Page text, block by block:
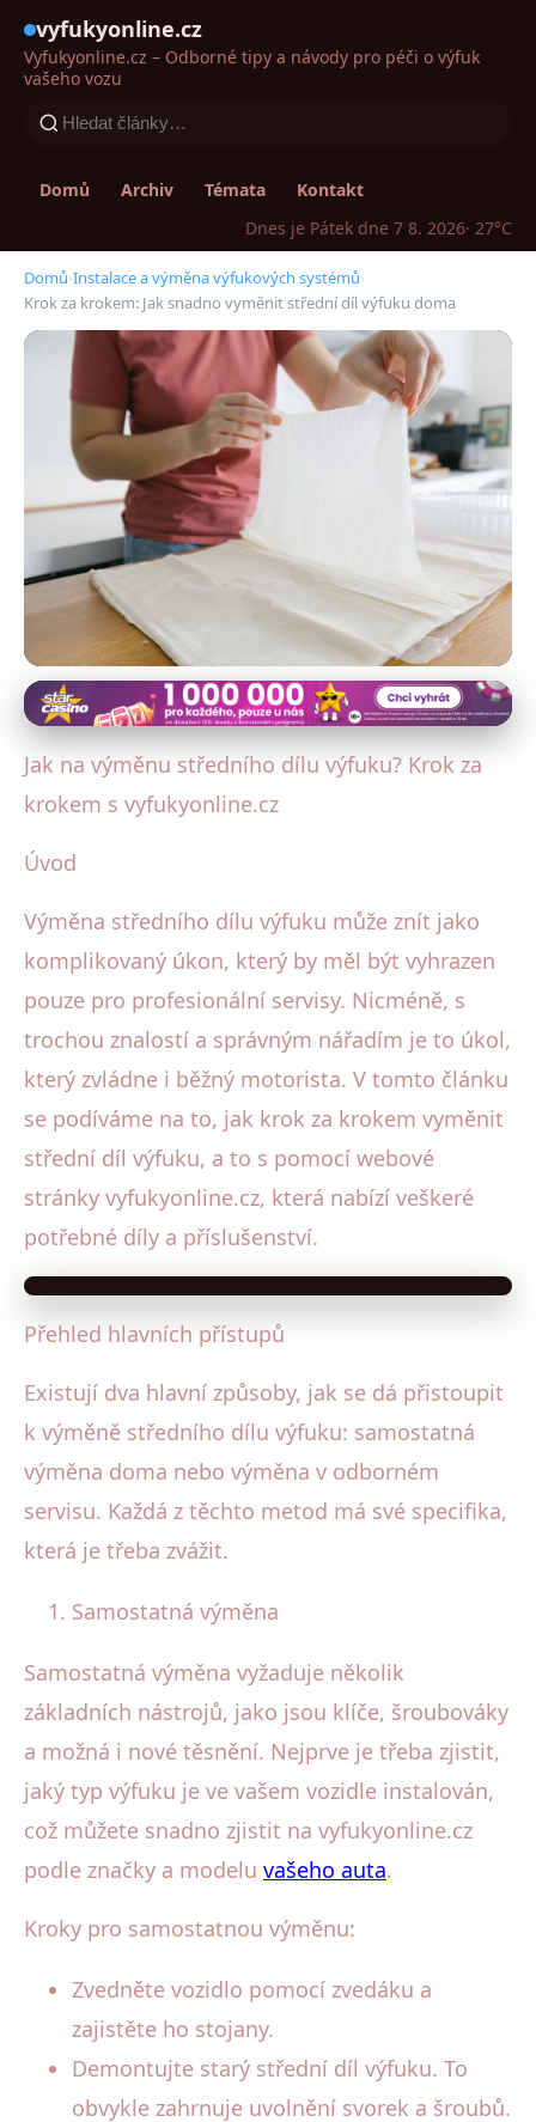
vyfukyonline.cz
Vyfukyonline.cz – Odborné tipy a návody pro péči o výfuk
vašeho vozu
Domů Archiv Témata
Kontakt
Dnes je Pátek dne 7 8. 2026· 27°C
Domů›Instalace a výměna výfukových systémů›
Krok za krokem: Jak snadno vyměnit střední díl výfuku doma
Instalace a výměna výfukových systémů
Krok za krokem: Jak snadno
vyměnit střední díl výfuku doma
16. 6. 2025
Jak na výměnu středního dílu výfuku? Krok za
krokem s vyfukyonline.cz
Úvod
Výměna středního dílu výfuku může znít jako
komplikovaný úkon, který by měl být vyhrazen
pouze pro profesionální servisy. Nicméně, s
trochou znalostí a správným nářadím je to úkol,
který zvládne i běžný motorista. V tomto článku
se podíváme na to, jak krok za krokem vyměnit
střední díl výfuku, a to s pomocí webové
stránky vyfukyonline.cz, která nabízí veškeré
potřebné díly a příslušenství.
Přehled hlavních přístupů
Existují dva hlavní způsoby, jak se dá přistoupit
k výměně středního dílu výfuku: samostatná
výměna doma nebo výměna v odborném
servisu. Každá z těchto metod má své specifika,
která je třeba zvážit.
Samostatná výměna
Samostatná výměna vyžaduje několik
základních nástrojů, jako jsou klíče, šroubováky
a možná i nové těsnění. Nejprve je třeba zjistit,
jaký typ výfuku je ve vašem vozidle instalován,
což můžete snadno zjistit na vyfukyonline.cz
podle značky a modelu vašeho auta.
Kroky pro samostatnou výměnu:
Zvedněte vozidlo pomocí zvedáku a
zajistěte ho stojany.
Demontujte starý střední díl výfuku. To
obvykle zahrnuje uvolnění svorek a šroubů.